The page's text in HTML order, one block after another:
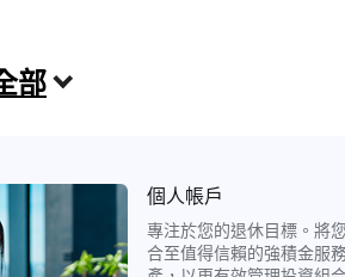
部
個人帳戶
專注於您的退休目標。將
合至值得信賴的強積金服